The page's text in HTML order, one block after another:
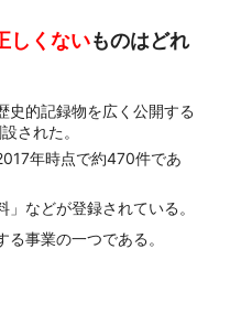
しくないものはどれ
史的記録物を広く公開する
された。
年時点で約470件であ
などが登録されている。
事業の一つである。